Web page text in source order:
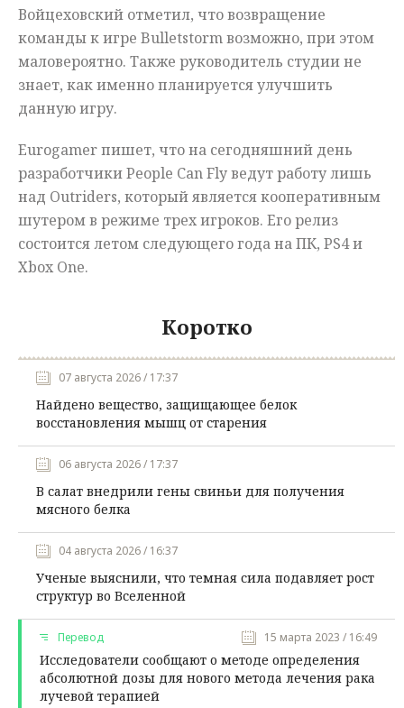
Войцеховский отметил, что возвращение
команды к игре Bulletstorm возможно, при этом
маловероятно. Также руководитель студии не
знает, как именно планируется улучшить
данную игру.
Eurogamer пишет, что на сегодняшний день
разработчики People Can Fly ведут работу лишь
над Outriders, который является кооперативным
шутером в режиме трех игроков. Его релиз
состоится летом следующего года на ПК, PS4 и
Xbox One.
Коротко
07 августа 2026 / 17:37
Найдено вещество, защищающее белок
восстановления мышц от старения
06 августа 2026 / 17:37
В салат внедрили гены свиньи для получения
мясного белка
04 августа 2026 / 16:37
Ученые выяснили, что темная сила подавляет рост
структур во Вселенной
Перевод 15 марта 2023 / 16:49
Исследователи сообщают о методе определения
абсолютной дозы для нового метода лечения рака
лучевой терапией